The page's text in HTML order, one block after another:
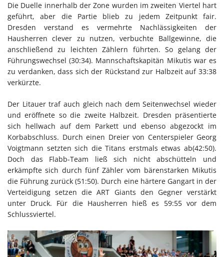
Die Duelle innerhalb der Zone wurden im zweiten Viertel hart
geführt, aber die Partie blieb zu jedem Zeitpunkt fair.
Dresden verstand es vermehrte Nachlässigkeiten der
Hausherren clever zu nutzen, verbuchte Ballgewinne, die
anschließend zu leichten Zählern führten. So gelang der
Führungswechsel (30:34). Mannschaftskapitän Mikutis war es
zu verdanken, dass sich der Rückstand zur Halbzeit auf 33:38
verkürzte.
Der Litauer traf auch gleich nach dem Seitenwechsel wieder
und eröffnete so die zweite Halbzeit. Dresden präsentierte
sich hellwach auf dem Parkett und ebenso abgezockt im
Korbabschluss. Durch einen Dreier von Centerspieler Georg
Voigtmann setzten sich die Titans erstmals etwas ab(42:50).
Doch das Flabb-Team ließ sich nicht abschütteln und
erkämpfte sich durch fünf Zähler vom bärenstarken Mikutis
die Führung zurück (51:50). Durch eine härtere Gangart in der
Verteidigung setzen die ART Giants den Gegner verstärkt
unter Druck. Für die Hausherren hieß es 59:55 vor dem
Schlussviertel.